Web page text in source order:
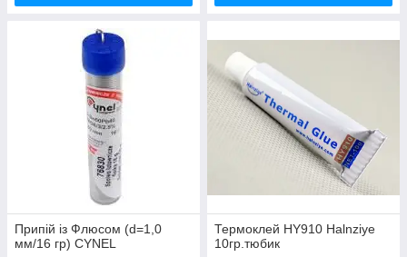
Припій із Флюсом (d=1,0
мм/16 гр) CYNEL
Термоклей HY910 Halnziye
10гр.тюбик